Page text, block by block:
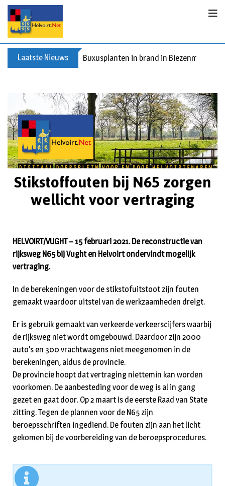
Laatste Nieuws Buxusplanten in brand in Biezenmortel,
Stikstoffouten bij N65 zorgen
wellicht voor vertraging
HELVOIRT/VUGHT – 15 februari 2021. De reconstructie van
rijksweg N65 bij Vught en Helvoirt ondervindt mogelijk
vertraging.
In de berekeningen voor de stikstofuitstoot zijn fouten
gemaakt waardoor uitstel van de werkzaamheden dreigt.
Er is gebruik gemaakt van verkeerde verkeerscijfers waarbij
de rijksweg niet wordt omgebouwd. Daardoor zijn 2000
auto’s en 300 vrachtwagens niet meegenomen in de
berekeningen, aldus de provincie.
De provincie hoopt dat vertraging niettemin kan worden
voorkomen. De aanbesteding voor de weg is al in gang
gezet en gaat door. Op 2 maart is de eerste Raad van State
zitting. Tegen de plannen voor de N65 zijn
beroepsschriften ingediend. De fouten zijn aan het licht
gekomen bij de voorbereiding van de beroepsprocedures.